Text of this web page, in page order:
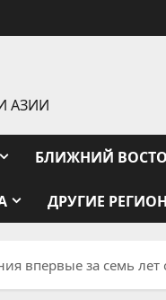
АЗИИ
БЛИЖНИЙ
ДРУГИЕ
впервые за семь